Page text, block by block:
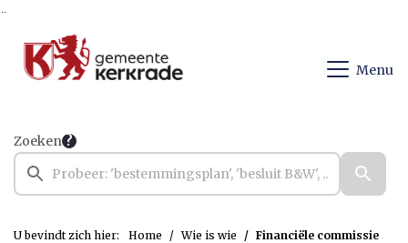
Menu
Zoeken
U bevindt zich hier: Home Wie is wie Financiële commissie